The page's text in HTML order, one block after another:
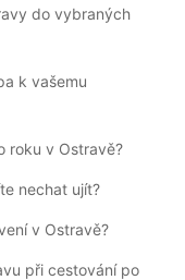
do vybraných
k vašemu
roku v Ostravě?
nechat ujít?
v Ostravě?
při cestování po